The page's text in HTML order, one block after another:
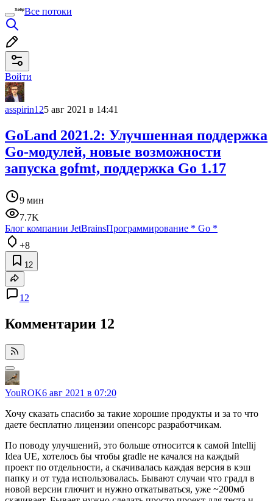
Все потоки
Войти
asspirin125 авг 2021 в 14:41
GoLand 2021.2: Улучшенная поддержка
Go-модулей, новые возможности
запуска gofmt, поддержка Go 1.17
9 мин
7.7K
Блог компании JetBrainsПрограммирование * Go *
+8
12
12
Комментарии 12
YouROK6 авг 2021 в 07:20
Хочу сказать спасибо за такие хорошие продукты и за то что
даете бесплатно лицензии опенсорс разработчикам.
По поводу улучшений, это больше относится к самой Intellij
Idea UE, хотелось бы чтобы gradle не качался на каждый
проект по отдельности, а скачивалась каждая версия в кэш
папку и от туда использовалась. Бывают случаи что градл в
новой версии глючит и нужно откатываться, уже ~200мб